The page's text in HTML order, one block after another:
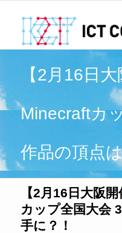
【2月16日
Minecraftカ
作品の頂点
【2月16日大阪
カップ全国大会
手に？！